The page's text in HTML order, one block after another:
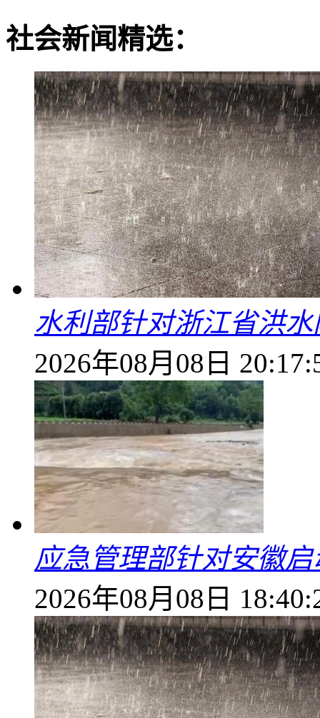
社会新闻精选：
水利部针对浙江省洪
2026年08月08日
应急管理部针对安徽
2026年08月08日